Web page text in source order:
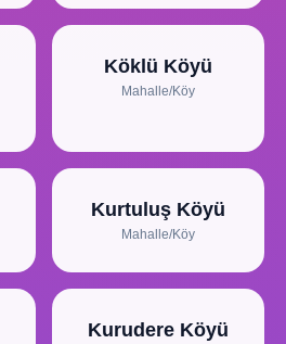
Köklü Köyü
Mahalle/Köy
Kurtuluş Köyü
Mahalle/Köy
Kurudere Köyü